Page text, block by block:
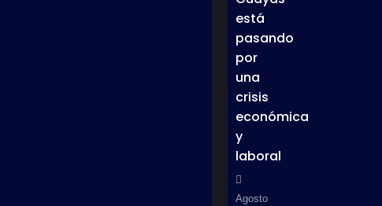
está
pasando
por
una
crisis
económica
y
laboral
Agosto